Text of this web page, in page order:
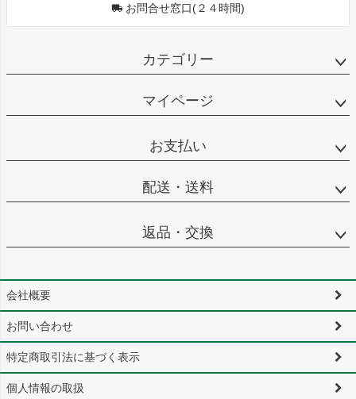
お問合せ窓口(２４時間)
カテゴリー
マイページ
お支払い
配送・送料
返品・交換
会社概要
お問い合わせ
特定商取引法に基づく表示
個人情報の取扱